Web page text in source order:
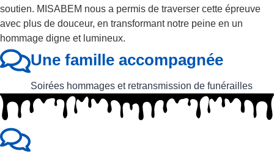
soutien. MISABEM nous a permis de traverser cette épreuve
avec plus de douceur, en transformant notre peine en un
hommage digne et lumineux.
Une famille accompagnée
Soirées hommages et retransmission de funérailles